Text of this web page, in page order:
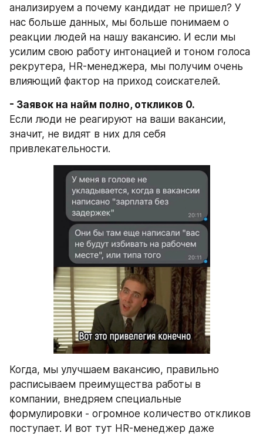
анализируем а почему кандидат не пришел? У
нас больше данных, мы больше понимаем о
реакции людей на нашу вакансию. И если мы
усилим свою работу интонацией и тоном голоса
рекрутера, HR-менеджера, мы получим очень
влияющий фактор на приход соискателей.
Если люди не реагируют на ваши вакансии,
значит, не видят в них для себя
привлекательности.
Когда, мы улучшаем вакансию, правильно
расписываем преимущества работы в
компании, внедряем специальные
формулировки - огромное количество откликов
поступает. И вот тут HR-менеджер даже